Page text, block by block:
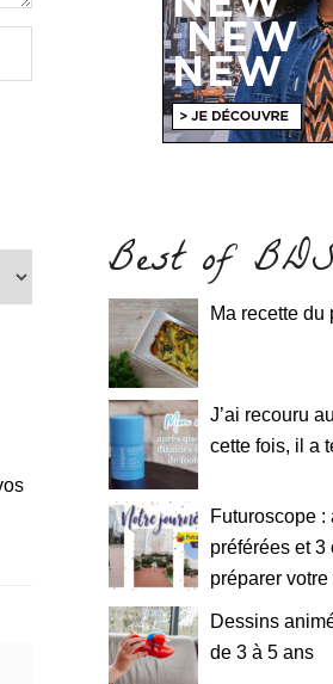
Best of
Ma recette du
J’ai recouru
cette fois, il a
Futuroscope :
préférées et
préparer
Dessins
de 3 à 5 ans